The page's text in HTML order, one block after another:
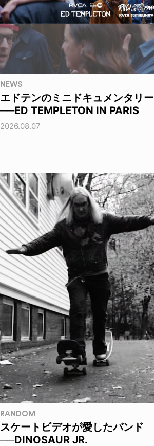
NEWS
エドテンのミニドキュメンタリー
──ED TEMPLETON IN PARIS
2026.08.07
RANDOM
スケートビデオが愛したバンド
──DINOSAUR JR.